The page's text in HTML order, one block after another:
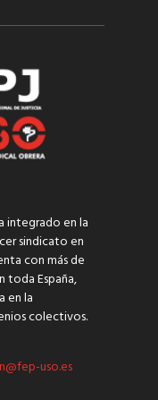
integrado en la
sindicato en
con más de
toda España,
en la
colectivos.
uso.es